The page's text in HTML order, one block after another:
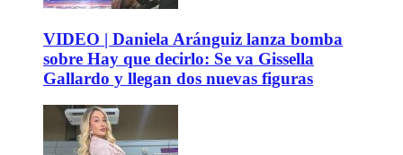
VIDEO | Daniela Aránguiz lanza bomba
sobre Hay que decirlo: Se va Gissella
Gallardo y llegan dos nuevas figuras